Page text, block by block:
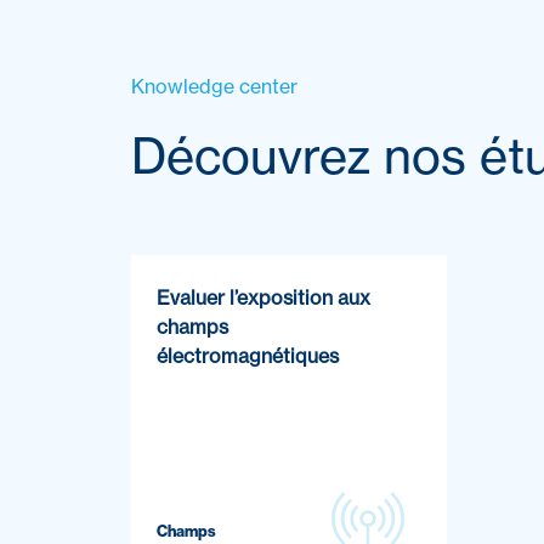
Knowledge center
Découvrez nos
Evaluer l’exposition aux
champs
électromagnétiques
Champs